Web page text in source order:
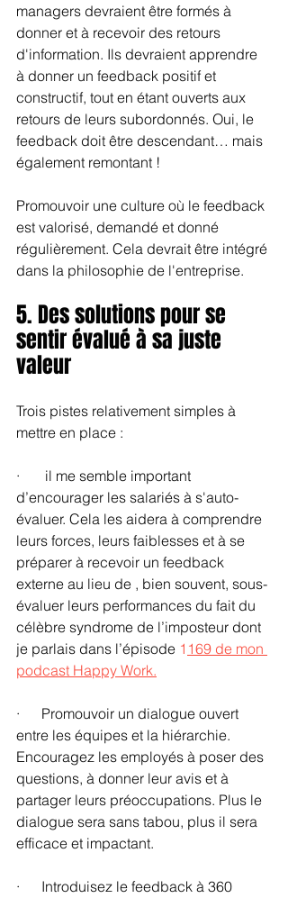
managers devraient être formés à
donner et à recevoir des retours
d'information. Ils devraient apprendre
à donner un feedback positif et
constructif, tout en étant ouverts aux
retours de leurs subordonnés. Oui, le
feedback doit être descendant… mais
également remontant !
Promouvoir une culture où le feedback
est valorisé, demandé et donné
régulièrement. Cela devrait être intégré
dans la philosophie de l'entreprise.
5. Des solutions pour se
sentir évalué à sa juste
valeur
Trois pistes relativement simples à
mettre en place :
·       il me semble important
d’encourager les salariés à s'auto-
évaluer. Cela les aidera à comprendre
leurs forces, leurs faiblesses et à se
préparer à recevoir un feedback
externe au lieu de , bien souvent, sous-
évaluer leurs performances du fait du
célèbre syndrome de l’imposteur dont
je parlais dans l’épisode 1 169 de mon
podcast Happy Work.
·      Promouvoir un dialogue ouvert
entre les équipes et la hiérarchie.
Encouragez les employés à poser des
questions, à donner leur avis et à
partager leurs préoccupations. Plus le
dialogue sera sans tabou, plus il sera
efficace et impactant.
·      Introduisez le feedback à 360